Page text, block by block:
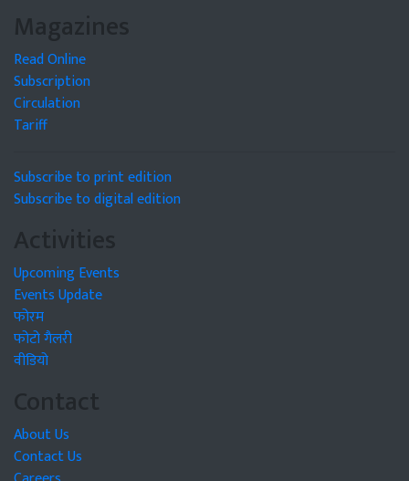
Magazines
Read Online
Subscription
Circulation
Tariff
Subscribe to print edition
Subscribe to digital edition
Activities
Upcoming Events
Events Update
फोरम
फोटो गैलरी
वीडियो
Contact
About Us
Contact Us